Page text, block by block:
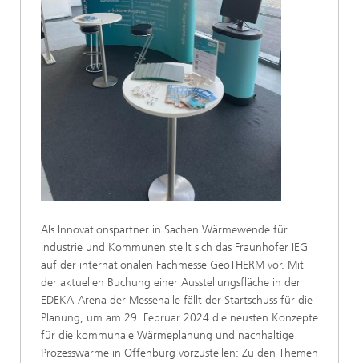
Als Innovationspartner in Sachen Wärmewende für
Industrie und Kommunen stellt sich das Fraunhofer IEG
auf der internationalen Fachmesse GeoTHERM vor. Mit
der aktuellen Buchung einer Ausstellungsfläche in der
EDEKA-Arena der Messehalle fällt der Startschuss für die
Planung, um am 29. Februar 2024 die neusten Konzepte
für die kommunale Wärmeplanung und nachhaltige
Prozesswärme in Offenburg vorzustellen: Zu den Themen